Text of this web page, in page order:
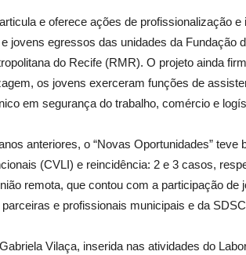
e oferece ações de profissionalização
jovens egressos das unidades da Fundação
do Recife (RMR). O projeto ainda
os jovens exerceram funções de
em segurança do trabalho, comércio e
anteriores, o “Novas Oportunidades”
(CVLI) e reincidência: 2 e 3 casos,
remota, que contou com a participação
e profissionais municipais e da
Vilaça, inserida nas atividades do